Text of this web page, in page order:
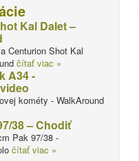
Kal Dalet –
Centurion Shot Kal
čítať viac »
A34 -
kométy - WalkAround
38 – Chodiť
Pak 97/38 -
čítať viac »